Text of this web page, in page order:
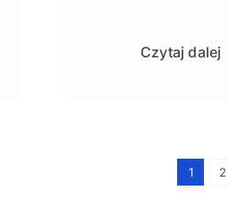
Czytaj dalej
1 2